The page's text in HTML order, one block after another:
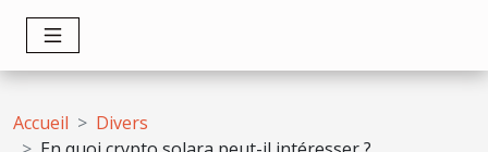
Accueil
Divers